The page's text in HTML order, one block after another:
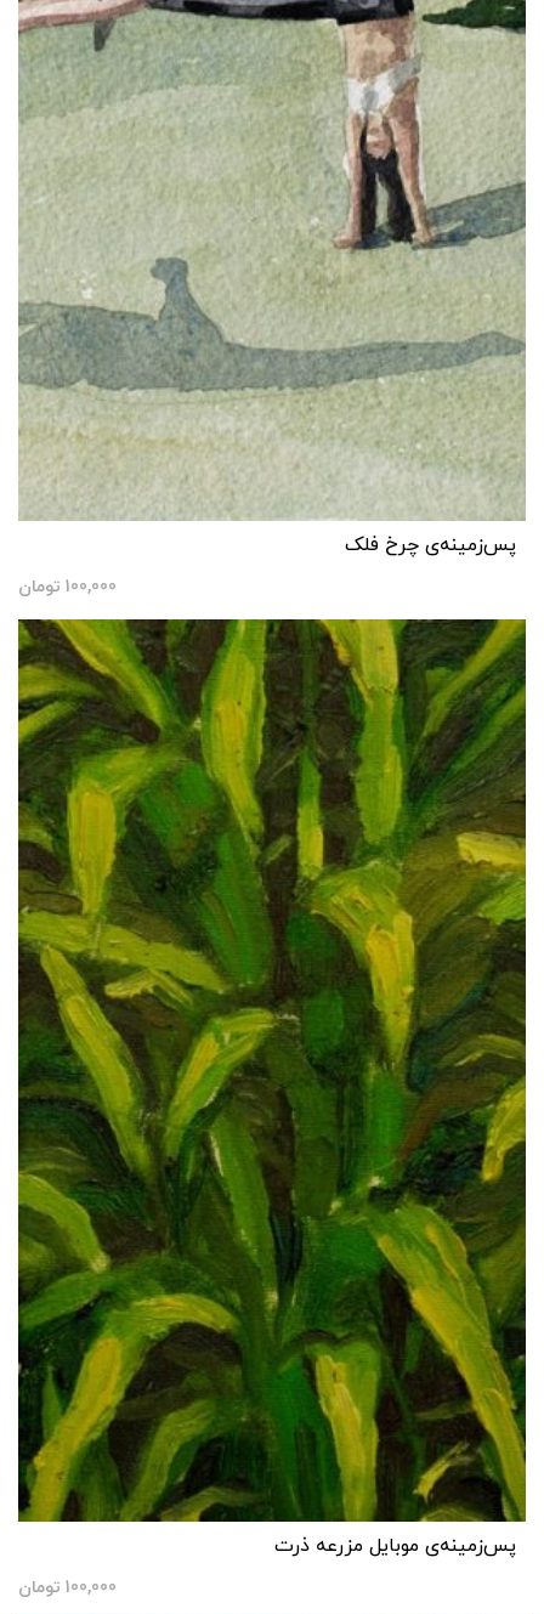
پس‌زمینه‌ی چرخ فلک
100,000 تومان
پس‌زمینه‌ی موبایل مزرعه ذرت
100,000 تومان